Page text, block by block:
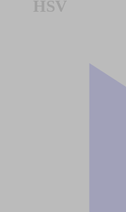
HSV